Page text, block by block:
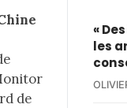
de
«
les